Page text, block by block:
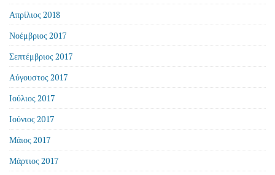
Απρίλιος 2018
Νοέμβριος 2017
Σεπτέμβριος 2017
Αύγουστος 2017
Ιούλιος 2017
Ιούνιος 2017
Μάιος 2017
Μάρτιος 2017